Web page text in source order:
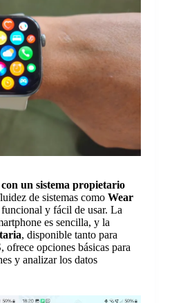
un sistema propietario
de sistemas como Wear
funcional y fácil de usar. La
es sencilla, y la
, disponible tanto para
opciones básicas para
y analizar los datos